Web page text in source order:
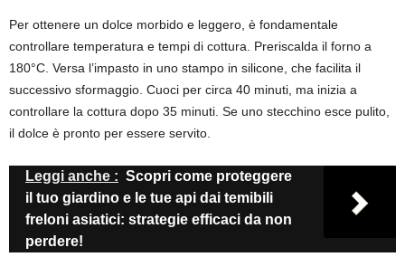
Per ottenere un dolce morbido e leggero, è fondamentale
controllare temperatura e tempi di cottura. Preriscalda il forno a
180°C. Versa l’impasto in uno stampo in silicone, che facilita il
successivo sformaggio. Cuoci per circa 40 minuti, ma inizia a
controllare la cottura dopo 35 minuti. Se uno stecchino esce pulito,
il dolce è pronto per essere servito.
Leggi anche : Scopri come proteggere
il tuo giardino e le tue api dai temibili
freloni asiatici: strategie efficaci da non
perdere!